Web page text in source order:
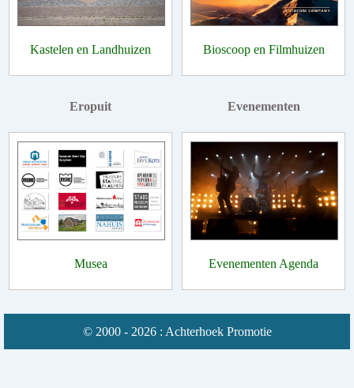
Kastelen en Landhuizen Bioscoop en Filmhuizen
Eropuit
Musea
Evenementen
Evenementen Agenda
© 2000 - 2026 : Achterhoek Promotie